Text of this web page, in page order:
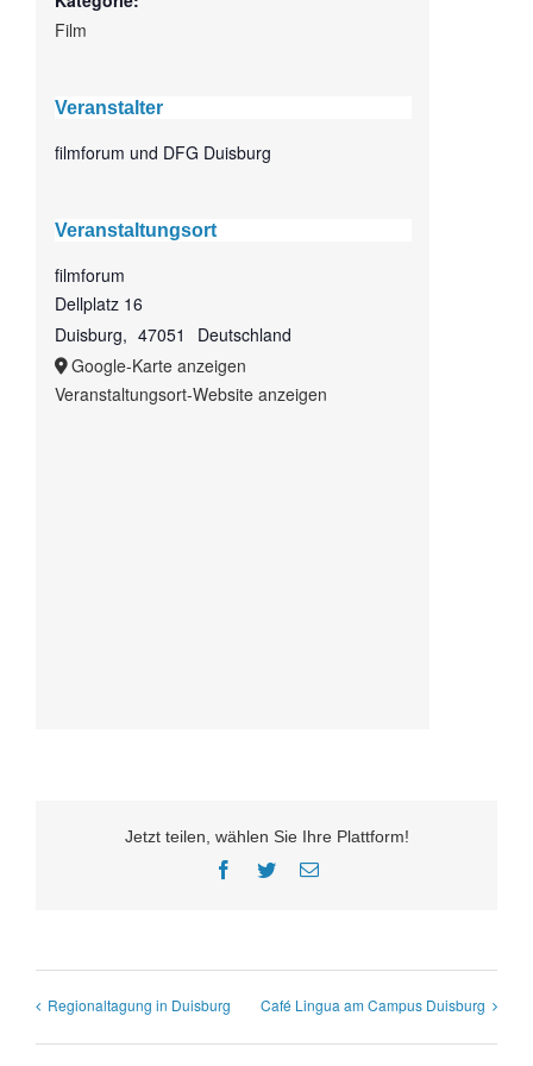
Film
Veranstalter
filmforum und DFG Duisburg
Veranstaltungsort
filmforum
Dellplatz 16
Duisburg, 47051
Deutschland
Google-Karte anzeigen
Veranstaltungsort-Website anzeigen
Jetzt teilen, wählen Sie Ihre Plattform!
Facebook
TwitterE-
Regionaltagung in Duisburg Café Lingua am Campus Duisburg